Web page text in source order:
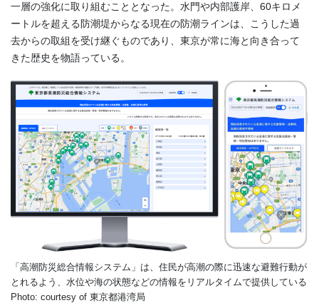
一層の強化に取り組むこととなった。水門や内部護岸、60キロメ
ートルを超える防潮堤からなる現在の防潮ラインは、こうした過
去からの取組を受け継ぐものであり、東京が常に海と向き合って
きた歴史を物語っている。
「高潮防災総合情報システム」は、住民が高潮の際に迅速な避難行動が
とれるよう、水位や海の状態などの情報をリアルタイムで提供している
Photo: courtesy of 東京都港湾局